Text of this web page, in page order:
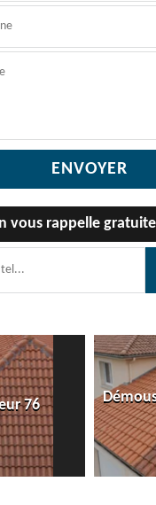
vous rappelle
de toiture
76